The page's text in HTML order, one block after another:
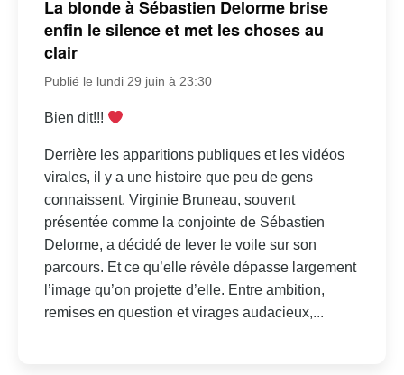
La blonde à Sébastien Delorme brise
enfin le silence et met les choses au
clair
Publié le lundi 29 juin à 23:30
Bien dit!!!
Derrière les apparitions publiques et les vidéos
virales, il y a une histoire que peu de gens
connaissent. Virginie Bruneau, souvent
présentée comme la conjointe de Sébastien
Delorme, a décidé de lever le voile sur son
parcours. Et ce qu’elle révèle dépasse largement
l’image qu’on projette d’elle. Entre ambition,
remises en question et virages audacieux,...